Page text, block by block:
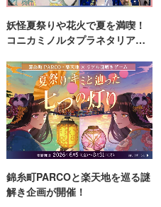
妖怪夏祭りや花火で夏を満喫！
コニカミノルタプラネタリア
錦糸町PARCOと楽天地を巡る謎
解き企画が開催！